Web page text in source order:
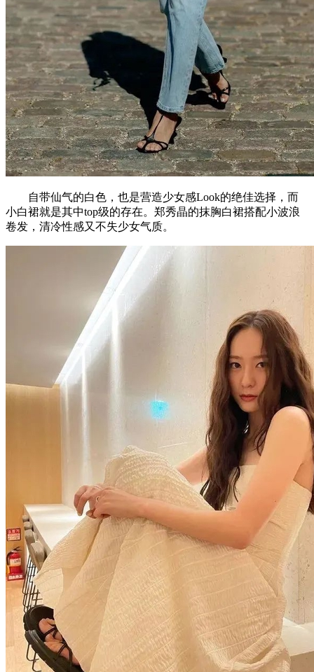
自带仙气的白色，也是营造少女感Look的绝佳选择，而
小白裙就是其中top级的存在。郑秀晶的抹胸白裙搭配小波浪
卷发，清冷性感又不失少女气质。